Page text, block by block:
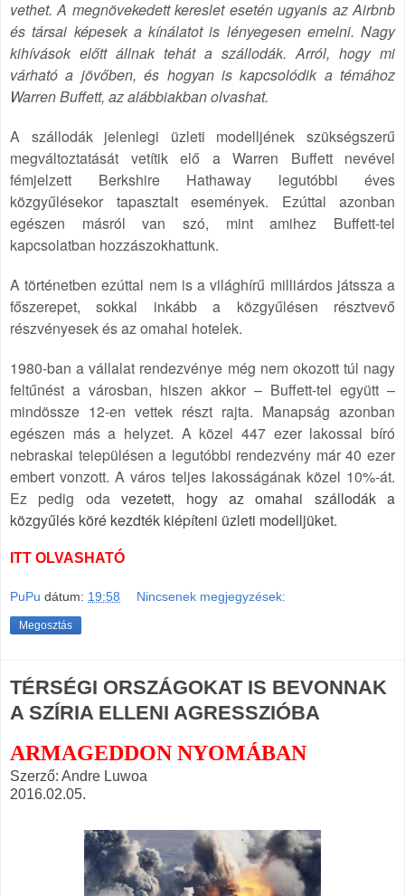
vethet. A megnövekedett kereslet esetén ugyanis az Airbnb
és társai képesek a kínálatot is lényegesen emelni. Nagy
kihívások előtt állnak tehát a szállodák. Arról, hogy mi
várható a jövőben, és hogyan is kapcsolódik a témához
Warren Buffett, az alábbiakban olvashat.
A szállodák jelenlegi üzleti modelljének szükségszerű
megváltoztatását vetítik elő a Warren Buffett nevével
fémjelzett Berkshire Hathaway legutóbbi éves
közgyűlésekor tapasztalt események. Ezúttal azonban
egészen másról van szó, mint amihez Buffett-tel
kapcsolatban hozzászokhattunk.
A történetben ezúttal nem is a világhírű milliárdos játssza a
főszerepet, sokkal inkább a közgyűlésen résztvevő
részvényesek és az omahai hotelek.
1980-ban a vállalat rendezvénye még nem okozott túl nagy
feltűnést a városban, hiszen akkor – Buffett-tel együtt –
mindössze 12-en vettek részt rajta. Manapság azonban
egészen más a helyzet. A közel 447 ezer lakossal bíró
nebraskai településen a legutóbbi rendezvény már 40 ezer
embert vonzott. A város teljes lakosságának közel 10%-át.
Ez pedig odavezetett, hogy az omahai szállodák a
közgyűlés köré kezdték kiépíteni üzleti modelljüket.
ITT OLVASHATÓ
PuPu dátum: 19:58 Nincsenek megjegyzések:
Megosztás
TÉRSÉGI ORSZÁGOKAT IS BEVONNAK
A SZÍRIA ELLENI AGRESSZIÓBA
ARMAGEDDON NYOMÁBAN
Szerző: Andre Luwoa
2016.02.05.